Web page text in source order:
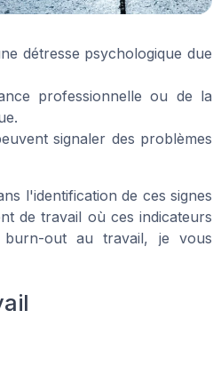
détresse psychologique due
professionnelle ou de la
signaler des problèmes
l'identification de ces signes
de travail où ces indicateurs
out au travail, je vous